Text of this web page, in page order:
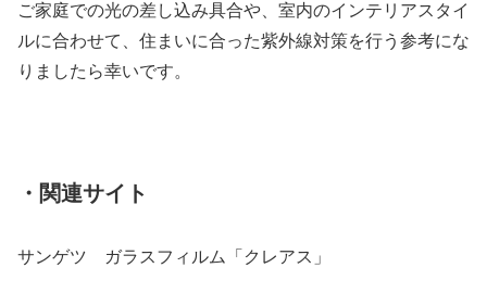
ご家庭での光の差し込み具合や、室内のインテリアスタイ
ルに合わせて、住まいに合った紫外線対策を行う参考にな
りましたら幸いです。
・関連サイト
サンゲツ ガラスフィルム「クレアス」